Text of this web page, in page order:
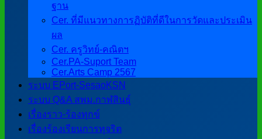
ฐาน
Cer. ที่มีแนวทางการฏิบัติที่ดีในการวัดและประเมิน
ผล
Cer. ครูวิทย์-คณิตฯ
Cer.PA-Suport Team
Cer.Arts Camp 2567
ระบบ EPort-SesaoKSN
ระบบ Q&A สพม.กาฬสินธุ์
เรื่องราว-ร้องทุกข์
เรื่องร้องเรียนการทุจริต